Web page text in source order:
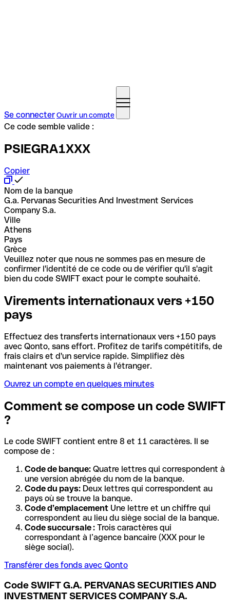
Se connecterOuvrir un compte
Ce code semble valide :
PSIEGRA1XXX
Copier
Nom de la banque
G.a. Pervanas Securities And Investment Services
Company S.a.
Ville
Athens
Pays
Grèce
Veuillez noter que nous ne sommes pas en mesure de
confirmer l'identité de ce code ou de vérifier qu'il s'agit
bien du code SWIFT exact pour le compte souhaité.
Virements internationaux vers +150
pays
Effectuez des transferts internationaux vers +150 pays
avec Qonto, sans effort. Profitez de tarifs compétitifs, de
frais clairs et d'un service rapide. Simplifiez dès
maintenant vos paiements à l'étranger.
Ouvrez un compte en quelques minutes
Comment se compose un code SWIFT
?
Le code SWIFT contient entre 8 et 11 caractères. Il se
compose de :
Code de banque: Quatre lettres qui correspondent à
une version abrégée du nom de la banque.
Code du pays: Deux lettres qui correspondent au
pays où se trouve la banque.
Code d’emplacement Une lettre et un chiffre qui
correspondent au lieu du siège social de la banque.
Code succursale : Trois caractères qui
correspondant à l’agence bancaire (XXX pour le
siège social).
Transférer des fonds avec Qonto
Code SWIFT G.A. PERVANAS SECURITIES AND
INVESTMENT SERVICES COMPANY S.A.